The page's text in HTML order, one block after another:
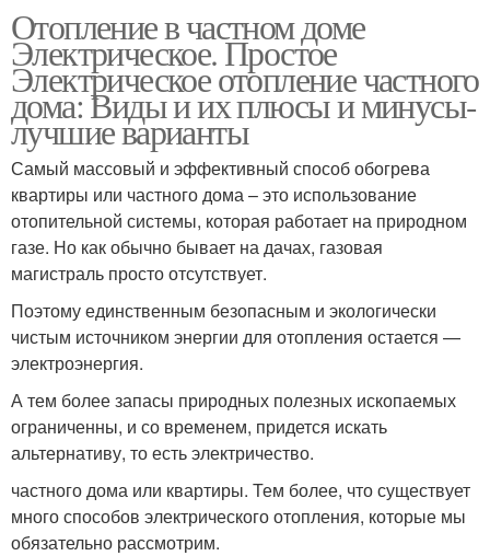
Отопление в частном доме
Электрическое. Простое
Электрическое отопление частного
дома: Виды и их плюсы и минусы-
лучшие варианты
Самый массовый и эффективный способ обогрева
квартиры или частного дома – это использование
отопительной системы, которая работает на природном
газе. Но как обычно бывает на дачах, газовая
магистраль просто отсутствует.
Поэтому единственным безопасным и экологически
чистым источником энергии для отопления остается —
электроэнергия.
А тем более запасы природных полезных ископаемых
ограниченны, и со временем, придется искать
альтернативу, то есть электричество.
частного дома или квартиры. Тем более, что существует
много способов электрического отопления, которые мы
обязательно рассмотрим.